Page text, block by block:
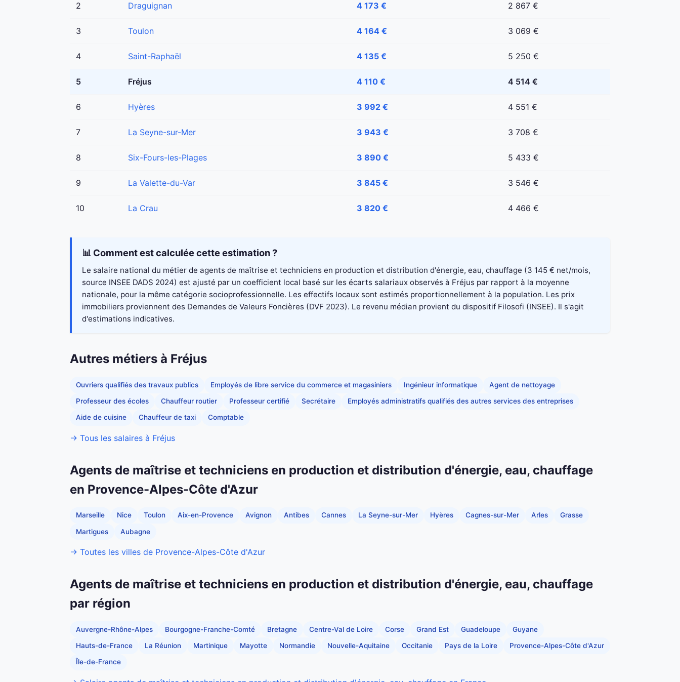
2 Draguignan 4 173 € 2 867 €
3 Toulon 4 164 € 3 069 €
4 Saint-Raphaël 4 135 € 5 250 €
5 Fréjus 4 110 € 4 514 €
6 Hyères 3 992 € 4 551 €
7 La Seyne-sur-Mer 3 943 € 3 708 €
8 Six-Fours-les-Plages 3 890 € 5 433 €
9 La Valette-du-Var 3 845 € 3 546 €
10 La Crau 3 820 € 4 466 €
📊 Comment est calculée cette estimation ?
Le salaire national du métier de agents de maîtrise et techniciens en production et distribution d'énergie, eau, chauffage (3 145 € net/mois,
source INSEE DADS 2024) est ajusté par un coefficient local basé sur les écarts salariaux observés à Fréjus par rapport à la moyenne
nationale, pour la même catégorie socioprofessionnelle. Les effectifs locaux sont estimés proportionnellement à la population. Les prix
immobiliers proviennent des Demandes de Valeurs Foncières (DVF 2023). Le revenu médian provient du dispositif Filosofi (INSEE). Il s'agit
d'estimations indicatives.
Autres métiers à Fréjus
Ouvriers qualifiés des travaux publics Employés de libre service du commerce et magasiniers Ingénieur informatique Agent de nettoyage
Professeur des écoles Chauffeur routier Professeur certifié Secrétaire Employés administratifs qualifiés des autres services des entreprises
Aide de cuisine Chauffeur de taxi Comptable
→ Tous les salaires à Fréjus
Agents de maîtrise et techniciens en production et distribution d'énergie, eau, chauffage
en Provence-Alpes-Côte d'Azur
Marseille Nice Toulon Aix-en-Provence Avignon Antibes Cannes La Seyne-sur-Mer Hyères Cagnes-sur-Mer Arles Grasse
Martigues Aubagne
→ Toutes les villes de Provence-Alpes-Côte d'Azur
Agents de maîtrise et techniciens en production et distribution d'énergie, eau, chauffage
par région
Auvergne-Rhône-Alpes Bourgogne-Franche-Comté Bretagne Centre-Val de Loire Corse Grand Est Guadeloupe Guyane
Hauts-de-France La Réunion Martinique Mayotte Normandie Nouvelle-Aquitaine Occitanie Pays de la Loire Provence-Alpes-Côte d'Azur
Île-de-France